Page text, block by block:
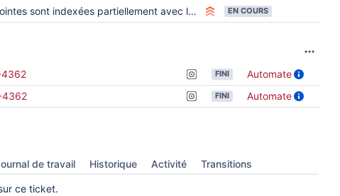
indexées partiellement avec le plugin MapperAttachment EN COURS
4362 FINI
Automate
4362 FINI Automate
de travail Historique Activité Transitions
ce ticket.